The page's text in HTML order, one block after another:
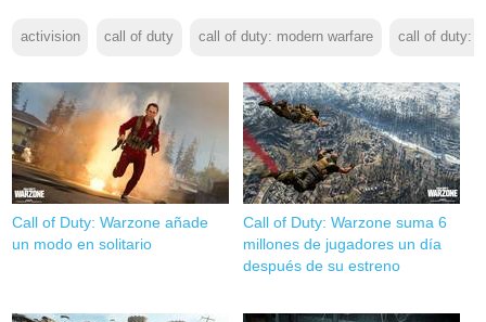
activision call of duty call of duty: modern warfare call of duty:
Call of Duty: Warzone añade
un modo en solitario
Call of Duty: Warzone suma 6
millones de jugadores un día
después de su estreno